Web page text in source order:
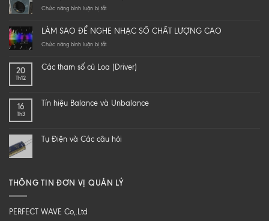
Chức năng bình luận bị tắtở
yourself
a
speaker
loa
Z
LÀM SAO ĐỂ NGHE NHẠC SỐ CHẤT LƯỢNG CAO
Chức năng bình luận bị tắtở
ĐỂ
CHẤT
20
Th12
Các tham số củ Loa (Driver)
16
Th3
Tín hiệu Balance và Unbalance
Tụ Điện và Các câu hỏi
THÔNG TIN ĐƠN VỊ QUẢN LÝ
PERFECT WAVE Co,.Ltd